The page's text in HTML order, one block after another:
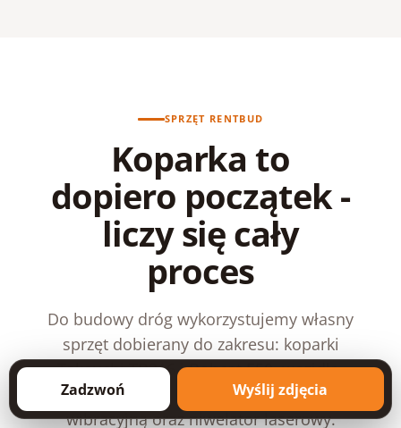
SPRZĘT RENTBUD
Koparka to
dopiero początek -
liczy się cały
proces
Do budowy dróg wykorzystujemy własny
sprzęt dobierany do zakresu: koparki
Takeuchi TB216 i Bobcat E50, wozidła,
zagęszczarki 100-500 kg, stopę
wibracyjną oraz niwelator laserowy.
Zadzwoń Wyślij zdjęcia